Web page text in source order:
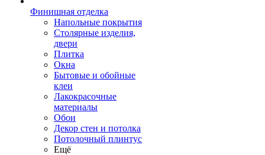
Финишная отделка
Напольные покрытия
Столярные изделия,
двери
Плитка
Окна
Бытовые и обойные
клеи
Лакокрасочные
материалы
Обои
Декор стен и потолка
Потолочный плинтус
Ещё